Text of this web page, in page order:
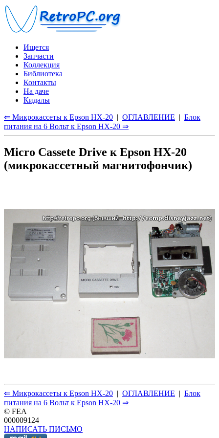
Ищется
Запчасти
Коллекция
Библиотека
Контакты
На даче
Кидалы
⇐ Микрокассеты к Epson HX-20 | ОГЛАВЛЕНИЕ | Блок
питания на 6 Вольт к Epson HX-20 ⇒
Micro Cassete Drive к Epson HX-20
(микрокассетный магнитофончик)
⇐ Микрокассеты к Epson HX-20 | ОГЛАВЛЕНИЕ | Блок
питания на 6 Вольт к Epson HX-20 ⇒
© FEA
000009124
НАПИСАТЬ ПИСЬМО